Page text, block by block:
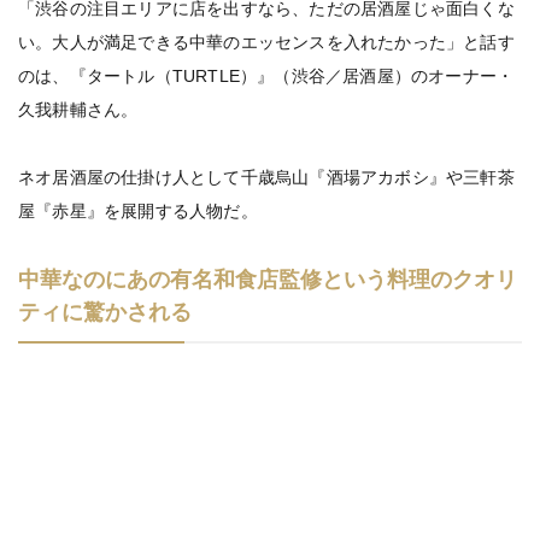
「渋谷の注目エリアに店を出すなら、ただの居酒屋じゃ面白くな
い。大人が満足できる中華のエッセンスを入れたかった」と話す
のは、『タートル（TURTLE）』（渋谷／居酒屋）のオーナー・
久我耕輔さん。
ネオ居酒屋の仕掛け人として千歳烏山『酒場アカボシ』や三軒茶
屋『赤星』を展開する人物だ。
中華なのにあの有名和食店監修という料理のクオリ
ティに驚かされる